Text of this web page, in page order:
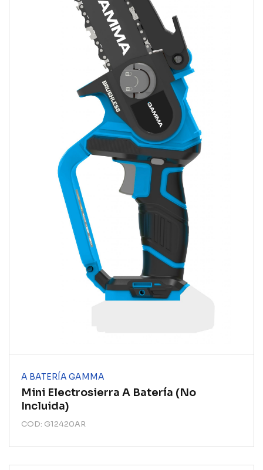
A BATERÍA GAMMA
Mini Electrosierra A Batería (no
Incluida)
COD: G12420AR